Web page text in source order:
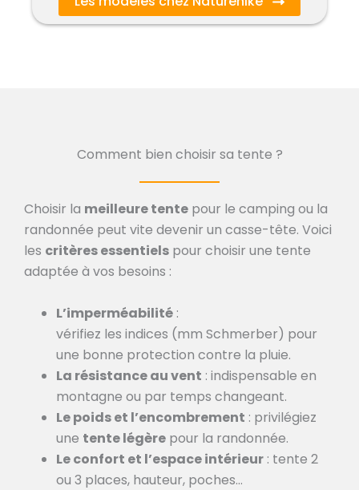
Comment bien choisir sa tente ?
Choisir la meilleure tente pour le camping ou la
randonnée peut vite devenir un casse-tête. Voici
les critères essentiels pour choisir une tente
adaptée à vos besoins :
L’imperméabilité :
vérifiez les indices (mm Schmerber) pour
une bonne protection contre la pluie.
La résistance au vent : indispensable en
montagne ou par temps changeant.
Le poids et l’encombrement : privilégiez
une tente légère pour la randonnée.
Le confort et l’espace intérieur : tente 2
ou 3 places, hauteur, poches…